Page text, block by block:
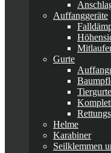
Auffanggeräte
Gurte
Tiergurte
Helme
Karabiner
Seilklemmen